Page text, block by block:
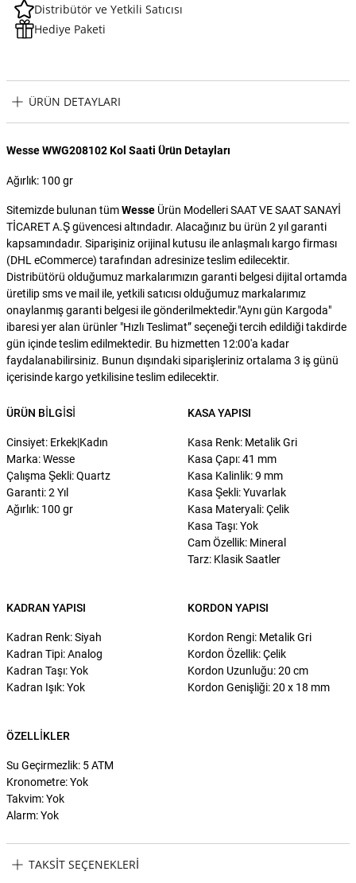
Distribütör ve Yetkili Satıcısı
Hediye Paketi
ÜRÜN DETAYLARI
Wesse WWG208102 Kol Saati Ürün Detayları
Ağırlık: 100 gr
Sitemizde bulunan tümWesse Ürün Modelleri SAAT VE SAAT SANAYİ
TİCARET A.Ş güvencesi altındadır. Alacağınız bu ürün 2 yıl garanti
kapsamındadır. Siparişiniz orijinal kutusu ile anlaşmalı kargo firması
(DHL eCommerce) tarafından adresinize teslim edilecektir.
Distribütörü olduğumuz markalarımızın garanti belgesi dijital ortamda
üretilip sms ve mail ile, yetkili satıcısı olduğumuz markalarımız
onaylanmış garanti belgesi ile gönderilmektedir."Aynı gün Kargoda"
ibaresi yer alan ürünler "Hızlı Teslimat” seçeneği tercih edildiği takdirde
gün içinde teslim edilmektedir. Bu hizmetten 12:00'a kadar
faydalanabilirsiniz. Bunun dışındaki siparişleriniz ortalama 3 iş günü
içerisinde kargo yetkilisine teslim edilecektir.
ÜRÜN BILGISI
Cinsiyet: Erkek|Kadın
Marka: Wesse
Çalışma Şekli: Quartz
Garanti: 2 Yıl
Ağırlık: 100 gr
KASA YAPISI
Kasa Renk: Metalik Gri
Kasa Çapı: 41 mm
Kasa Kalinlik: 9 mm
Kasa Şekli: Yuvarlak
Kasa Materyali: Çelik
Kasa Taşı: Yok
Cam Özellik: Mineral
Tarz: Klasik Saatler
KADRAN YAPISI
Kadran Renk: Siyah
Kadran Tipi: Analog
Kadran Taşı: Yok
Kadran Işık: Yok
KORDON YAPISI
Kordon Rengi: Metalik Gri
Kordon Özellik: Çelik
Kordon Uzunluğu: 20 cm
Kordon Genişliği: 20 x 18 mm
ÖZELLIKLER
Su Geçirmezlik: 5 ATM
Kronometre: Yok
Takvim: Yok
Alarm: Yok
TAKSIT SEÇENEKLERI